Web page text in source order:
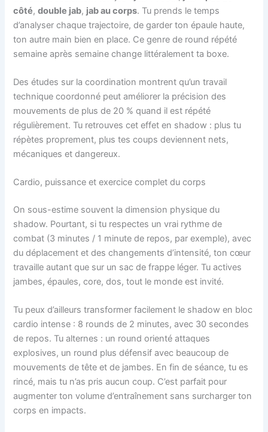
côté,double jab, jab au corps. Tu prends le temps
d’analyser chaque trajectoire, de garder ton épaule haute,
ton autre main bien en place. Ce genre de round répété
semaine après semaine change littéralement ta boxe.
Des études sur la coordination montrent qu’un travail
technique coordonné peut améliorer la précision des
mouvements de plus de 20 % quand il est répété
régulièrement. Tu retrouves cet effet en shadow : plus tu
répètes proprement, plus tes coups deviennent nets,
mécaniques et dangereux.
Cardio, puissance et exercice complet du corps
On sous-estime souvent la dimension physique du
shadow. Pourtant, si tu respectes un vrai rythme de
combat (3 minutes / 1 minute de repos, par exemple), avec
du déplacement et des changements d’intensité, ton cœur
travaille autant que sur un sac de frappe léger. Tu actives
jambes, épaules, core, dos, tout le monde est invité.
Tu peux d’ailleurs transformer facilement le shadow en bloc
cardio intense : 8 rounds de 2 minutes, avec 30 secondes
de repos. Tu alternes : un round orienté attaques
explosives, un round plus défensif avec beaucoup de
mouvements de tête et de jambes. En fin de séance, tu es
rincé, mais tu n’as pris aucun coup. C’est parfait pour
augmenter ton volume d’entraînement sans surcharger ton
corps en impacts.